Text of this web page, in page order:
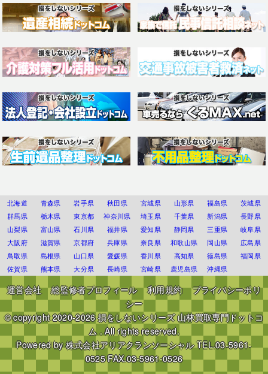
北海道 青森県 岩手県 秋田県 宮城県 山形県 福島県
茨城県
群馬県
栃木県 東京都 神奈川県 埼玉県 千葉県 新潟県
長野県
山梨県
富山県 石川県 福井県 愛知県 静岡県 三重県
岐阜県
大阪府
滋賀県 京都府 兵庫県 奈良県 和歌山県 岡山県
広島県
鳥取県
島根県 山口県 愛媛県 香川県 高知県 徳島県
福岡県
佐賀県
熊本県 大分県 長崎県 宮崎県 鹿児島県 沖縄県
運営会社 総監修者プロフィール 利用規約
プライバシーポリ
シー
© copyright 2020-2026損をしないシリーズ 山林買取専門ドットコ
ム . All rights reserved.
Powered by株式会社アリアクランソーシャルTEL.03-5961-
0525 FAX.03-5961-0526